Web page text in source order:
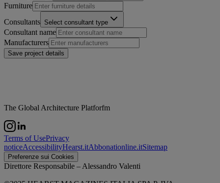
Furniture
Consultants Select consultant type
Consultant name
Manufacturers
Save project details
The Global Architecture Platforfm
Terms of UsePrivacy
noticeAccessibilityHearst.itAbbonationline.itSitemap
Preferenze sui Cookies
Direttore Responsabile – Alessandro Valenti